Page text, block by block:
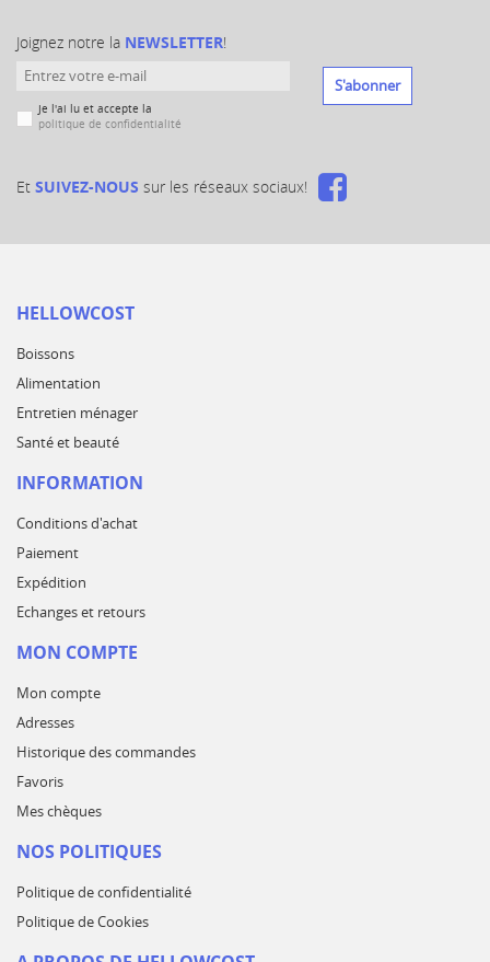
Joignez notre la NEWSLETTER!
Je l'ai lu et accepte la
politique de confidentialité
S'abonner
Et SUIVEZ-NOUS sur les réseaux sociaux!
HELLOWCOST
Boissons
Alimentation
Entretien ménager
Santé et beauté
INFORMATION
Conditions d'achat
Paiement
Expédition
Echanges et retours
MON COMPTE
Mon compte
Adresses
Historique des commandes
Favoris
Mes chèques
NOS POLITIQUES
Politique de confidentialité
Politique de Cookies